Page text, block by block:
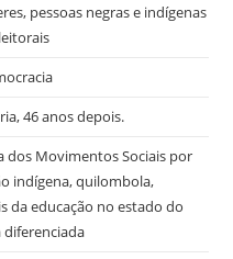
pessoas negras e indígenas
46 anos depois.
dos Movimentos Sociais por
indígena, quilombola,
da educação no estado do
diferenciada